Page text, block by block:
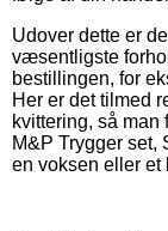
Udover dette er
væsentligste
bestillingen, for
Her er det tilmed
kvittering, så man
M&P Trygger set,
en voksen eller et